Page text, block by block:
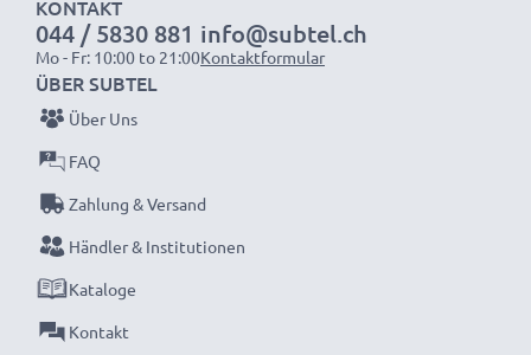
HINWEIS:
vollständig auf.
Jeder CELLONIC Akku wird streng geprüft, um
höchste Leistung und lange Lebensdauer zu
garantieren.
Jetzt bestellen – Schnelle Lieferung & 3 Jahren
KONTAKT
044 / 5830 881
Mo - Fr: 10:00 to 21:00
info@subtel.ch
Kontaktformular
ÜBER SUBTEL
Über Uns
FAQ
Zahlung & Versand
Händler & Institutionen
Kataloge
Kontakt